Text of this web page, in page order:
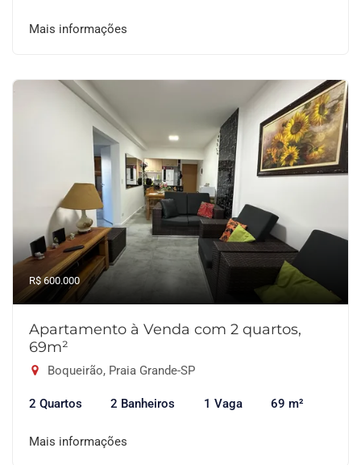
Mais informações
R$ 600.000
Apartamento à Venda com 2 quartos,
69m²
Boqueirão, Praia Grande-SP
2 Quartos 2 Banheiros 1 Vaga 69 m²
Mais informações